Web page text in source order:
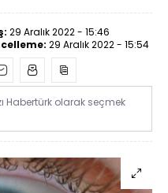
29 Aralık 2022 - 15:46
29 Aralık 2022 - 15:54
Habertürk olarak seçmek